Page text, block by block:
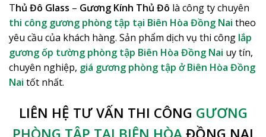
Thủ Đô Glass – Gương Kính Thủ Đô là công ty chuyên
thi công gương phòng tập tại Biên Hòa Đồng Nai theo
yêu cầu của khách hàng. Sản phẩm dịch vụ thi công lắp
gương ốp tường phòng tập Biên Hòa Đồng Nai uy tín,
chuyên nghiệp, giá gương phòng tập ở Biên Hòa Đồng
Nai tốt nhất.
LIÊN HỆ TƯ VẤN THI CÔNG GƯƠNG